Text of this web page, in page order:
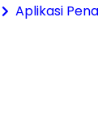
Aplikasi